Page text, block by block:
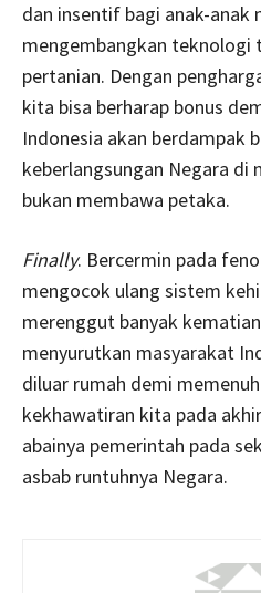
dan insentif bagi anak-anak
mengembangkan teknologi
pertanian. Dengan
kita bisa berharap bonus
Indonesia akan berdampak
keberlangsungan Negara di
bukan membawa petaka.
Finally. Bercermin pada
mengocok ulang sistem
merenggut banyak
menyurutkan masyarakat
diluar rumah demi
kekhawatiran kita pada
abainya pemerintah pada
asbab runtuhnya Negara.